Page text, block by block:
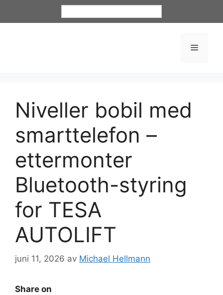
Niveller bobil med
smarttelefon –
ettermonter
Bluetooth-styring
for TESA
AUTOLIFT
juni 11, 2026 av Michael Hellmann
Share on